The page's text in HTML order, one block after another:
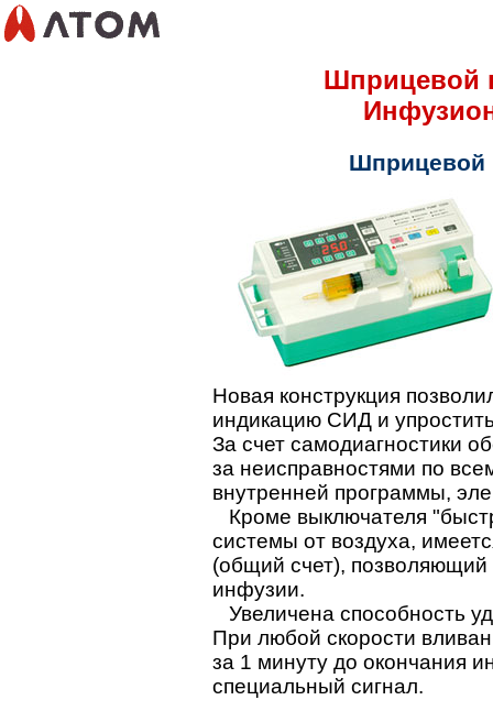
Шприцевой
Шприцевой
Новая конструкция
индикацию СИД и
За счет самодиагностики
за неисправностями по
внутренней программы,
Кроме выключателя
системы от воздуха,
(общий счет), позволяющий
инфузии.
Увеличена способность
При любой скорости
за 1 минуту до окончания
специальный сигнал.